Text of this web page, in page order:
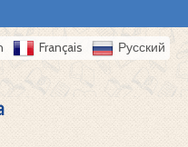
Français Русский